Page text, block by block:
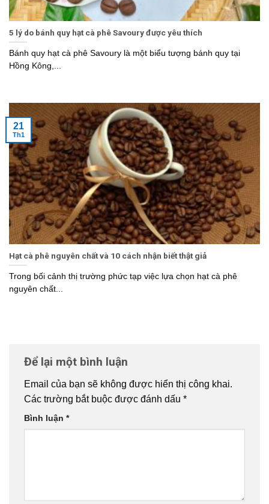
5 lý do bánh quy hạt cà phê Savoury được yêu thích
Bánh quy hạt cà phê Savoury là một biểu tượng bánh quy tại
Hồng Kông,...
Hạt cà phê nguyên chất và 10 cách nhận biết thật giả
Trong bối cảnh thị trường phức tạp việc lựa chọn hạt cà phê
nguyên chất...
21
Th1
Để lại một bình luận
Email của bạn sẽ không được hiển thị công khai.
Các trường bắt buộc được đánh dấu *
Bình luận *